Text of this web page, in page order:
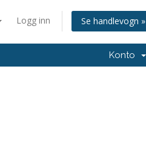
Logg inn Se handlevogn »
Konto